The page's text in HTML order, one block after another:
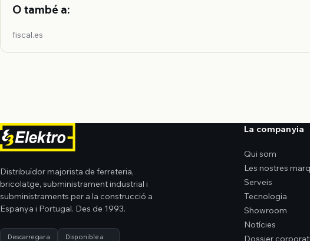
O també a:
fiscal.es
Distribuïdor majorista de ferreteria,
bricolatge, subministrament industrial i
subministraments per a la construcció a
Espanya i Portugal. Des de 1993.
Descarregar a Disponible a
La companyia
Qui som
Les nostres
Serveis
Tecnologia
Showroom
Notícies
Dossier